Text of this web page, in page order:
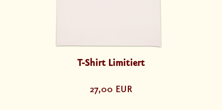
T-Shirt Limitiert
27,00 EUR